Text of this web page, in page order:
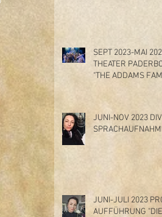
SEPT 2023-MAI
THEATER
"THE ADDAMS
JUNI-NOV 2023
JUNI-JULI 2023
AUFFÜHRUNG "DIE